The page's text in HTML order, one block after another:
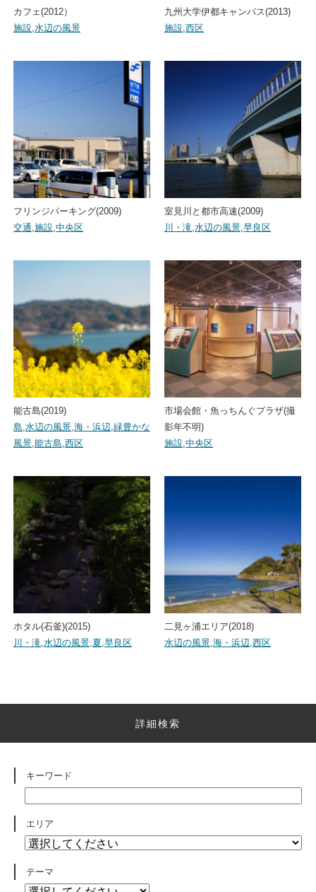
カフェ(2012）
施設,水辺の風景
九州大学伊都キャンパス(2013)
施設,西区
フリンジパーキング(2009)
交通,施設,中央区
室見川と都市高速(2009)
川・滝,水辺の風景,早良区
能古島(2019)
島,水辺の風景,海・浜辺,緑豊かな
風景,能古島,西区
市場会館・魚っちんぐプラザ(撮
影年不明)
施設,中央区
ホタル(石釜)(2015)
川・滝,水辺の風景,夏,早良区
二見ヶ浦エリア(2018)
水辺の風景,海・浜辺,西区
詳細検索
キーワード
エリア
テーマ